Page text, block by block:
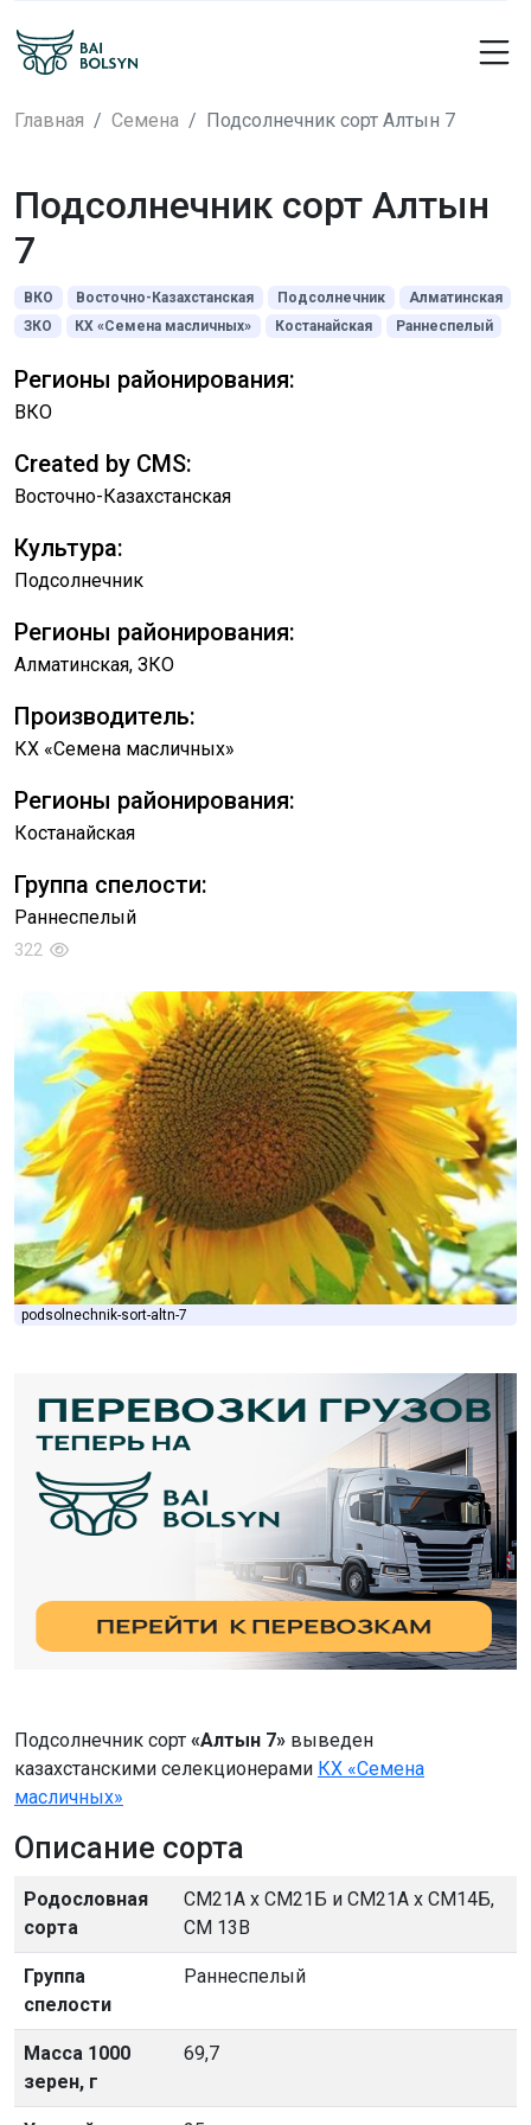
Главная Семена Подсолнечник сорт Алтын 7
Подсолнечник сорт Алтын
7
ВКО Восточно-Казахстанская Подсолнечник
Алматинская
ЗКО
КХ «Семена масличных» Костанайская Раннеспелый
Регионы районирования:
ВКО
Created by CMS:
Восточно-Казахстанская
Культура:
Подсолнечник
Регионы районирования:
Алматинская, ЗКО
Производитель:
КХ «Семена масличных»
Регионы районирования:
Костанайская
Группа спелости:
Раннеспелый
322
podsolnechnik-sort-altn-7
Подсолнечник сорт «Алтын 7» выведен
казахстанскими селекционерами КХ «Семена
масличных»
Описание сорта
Родословная
сорта
СМ21А х СМ21Б и СМ21А х СМ14Б,
СМ 13В
Группа
спелости
Раннеспелый
Масса 1000
зерен, г
69,7